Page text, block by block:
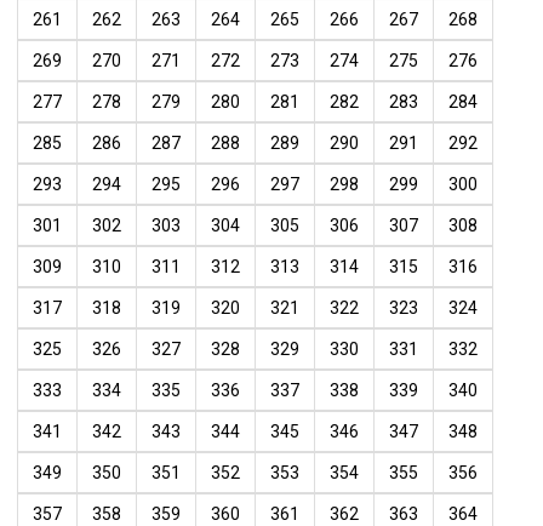
261 262 263 264 265 266 267 268
269 270 271 272 273 274 275 276
277 278 279 280 281 282 283 284
285 286 287 288 289 290 291 292
293 294 295 296 297 298 299 300
301 302 303 304 305 306 307 308
309 310 311 312 313 314 315 316
317 318 319 320 321 322 323 324
325 326 327 328 329 330 331 332
333 334 335 336 337 338 339 340
341 342 343 344 345 346 347 348
349 350 351 352 353 354 355 356
357 358 359 360 361 362 363 364